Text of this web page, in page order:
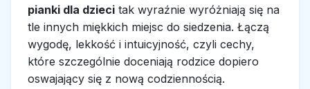
pianki dla dzieci tak wyraźnie wyróżniają się na
tle innych miękkich miejsc do siedzenia. Łączą
wygodę, lekkość i intuicyjność, czyli cechy,
które szczególnie doceniają rodzice dopiero
oswajający się z nową codziennością.